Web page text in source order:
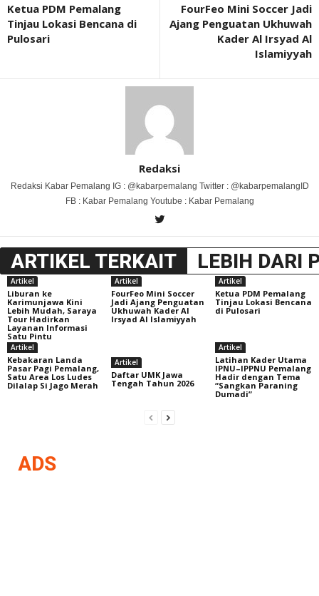
Ketua PDM Pemalang
Tinjau Lokasi Bencana di
Pulosari
FourFeo Mini Soccer Jadi
Ajang Penguatan Ukhuwah
Kader Al Irsyad Al
Islamiyyah
Redaksi
Redaksi Kabar Pemalang IG : @kabarpemalang Twitter : @kabarpemalangID
FB : Kabar Pemalang Youtube : Kabar Pemalang
ARTIKEL TERKAIT LEBIH DARI
Artikel
Liburan ke
Karimunjawa Kini
Lebih Mudah, Saraya
Tour Hadirkan
Layanan Informasi
Satu Pintu
Artikel
FourFeo Mini Soccer
Jadi Ajang Penguatan
Ukhuwah Kader Al
Irsyad Al Islamiyyah
Artikel
Ketua PDM Pemalang
Tinjau Lokasi Bencana
di Pulosari
Artikel
Kebakaran Landa
Pasar Pagi Pemalang,
Satu Area Los Ludes
Dilalap Si Jago Merah
Artikel
Daftar UMK Jawa
Tengah Tahun 2026
Artikel
Latihan Kader Utama
IPNU–IPPNU Pemalang
Hadir dengan Tema
“Sangkan Paraning
Dumadi”
ADS